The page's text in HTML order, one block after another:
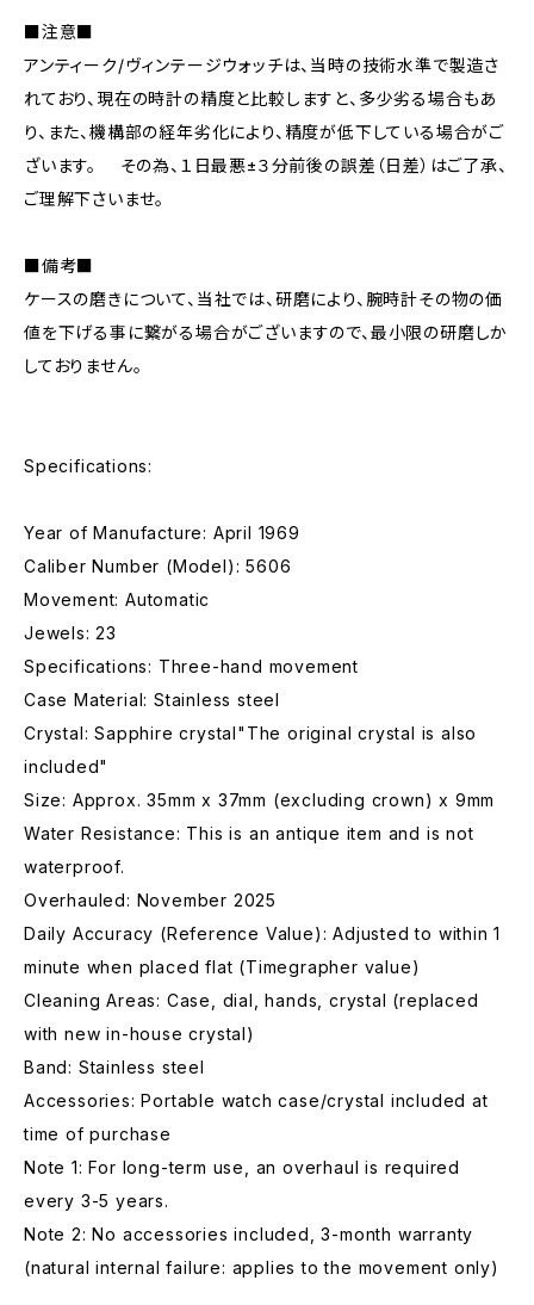
■注意■
アンティーク/ヴィンテージウォッチは、当時の技術水準で製造さ
れており、現在の時計の精度と比較しますと、多少劣る場合もあ
り、また、機構部の経年劣化により、精度が低下している場合がご
ざいます。 その為、１日最悪±３分前後の誤差（日差）はご了承、
ご理解下さいませ。
■備考■
ケースの磨きについて、当社では、研磨により、腕時計その物の価
値を下げる事に繋がる場合がございますので、最小限の研磨しか
しておりません。
Specifications:
Year of Manufacture: April 1969
Caliber Number (Model): 5606
Movement: Automatic
Jewels: 23
Specifications: Three-hand movement
Case Material: Stainless steel
Crystal: Sapphire crystal"The original crystal is also
included"
Size: Approx. 35mm x 37mm (excluding crown) x 9mm
Water Resistance: This is an antique item and is not
waterproof.
Overhauled: November 2025
Daily Accuracy (Reference Value): Adjusted to within 1
minute when placed flat (Timegrapher value)
Cleaning Areas: Case, dial, hands, crystal (replaced
with new in-house crystal)
Band: Stainless steel
Accessories: Portable watch case/crystal included at
time of purchase
Note 1: For long-term use, an overhaul is required
every 3-5 years.
Note 2: No accessories included, 3-month warranty
(natural internal failure: applies to the movement only)